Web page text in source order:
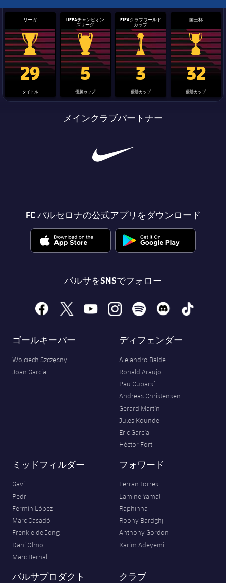
リーガ
La Liga trophy
29
タイトル
UEFAチャンピオン
ズリーグ
Champions League trophy
5
優勝カップ
FIFAクラブワールド
カップ
label.aria.clubworldcup
3
優勝カップ
国王杯
国王杯
32
優勝カップ
メインクラブパートナー
FC バルセロナの公式アプリをダウンロード
バルサをSNSでフォロー
facebook
x youtubeinstagramspotify discord tiktok
ゴールキーパー
Wojciech Szczęsny
Joan Garcia
ディフェンダー
Alejandro Balde
Ronald Araujo
Pau Cubarsí
Andreas Christensen
Gerard Martín
Jules Kounde
Eric García
Héctor Fort
ミッドフィルダー
Gavi
Pedri
Fermín López
Marc Casadó
Frenkie de Jong
Dani Olmo
Marc Bernal
フォワード
Ferran Torres
Lamine Yamal
Raphinha
Roony Bardghji
Anthony Gordon
Karim Adeyemi
バルサプロダクト クラブ